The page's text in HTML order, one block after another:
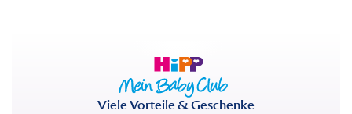
Viele Vorteile & Geschenke